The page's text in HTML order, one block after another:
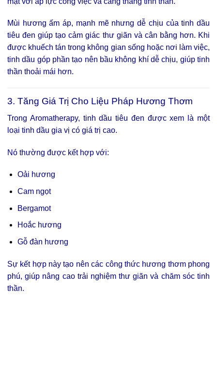
Mùi hương ấm áp, mạnh mẽ nhưng dễ chịu của tinh dầu
tiêu đen giúp tạo cảm giác thư giãn và cân bằng hơn. Khi
được khuếch tán trong không gian sống hoặc nơi làm việc,
tinh dầu góp phần tạo nên bầu không khí dễ chịu, giúp tinh
thần thoải mái hơn.
3. Tăng Giá Trị Cho Liệu Pháp Hương Thơm
Trong Aromatherapy, tinh dầu tiêu đen được xem là một
loại tinh dầu gia vị có giá trị cao.
Nó thường được kết hợp với:
Oải hương
Cam ngọt
Bergamot
Hoắc hương
Gỗ đàn hương
Sự kết hợp này tạo nên các công thức hương thơm phong
phú, giúp nâng cao trải nghiệm thư giãn và chăm sóc tinh
thần.